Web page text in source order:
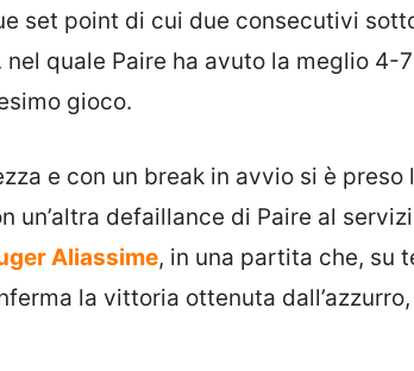
set point di cui due consecutivi
quale Paire ha avuto la meglio 4-
gioco.
e con un break in avvio si è preso
un’altra defaillance di Paire al
Aliassime, in una partita che, su
la vittoria ottenuta